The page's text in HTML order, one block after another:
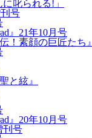
叱られる!」
号
』21年10月号
！素顔の巨匠たち』
と絃』
』20年10月号
刊号